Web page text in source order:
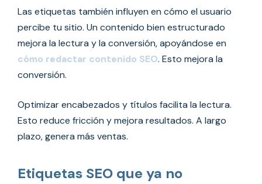
Las etiquetas también influyen en cómo el usuario
percibe tu sitio. Un contenido bien estructurado
mejora la lectura y la conversión, apoyándose en
cómo redactar contenido SEO. Esto mejora la
conversión.
Optimizar encabezados y títulos facilita la lectura.
Esto reduce fricción y mejora resultados. A largo
plazo, genera más ventas.
Etiquetas SEO que ya no